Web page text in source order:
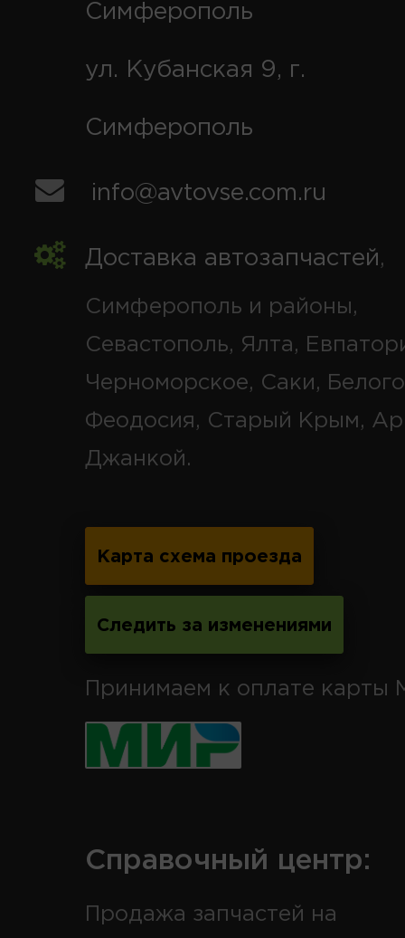
Симферополь
ул. Кубанская 9, г.
Симферополь
info@avtovse.com.ru
Доставка автозапчастей,
Симферополь и районы,
Севастополь, Ялта,
Черноморское, Саки,
Феодосия, Старый Крым,
Джанкой.
Карта схема проезда
Следить за изменениями
Принимаем к оплате карты
Справочный центр:
Продажа запчастей на